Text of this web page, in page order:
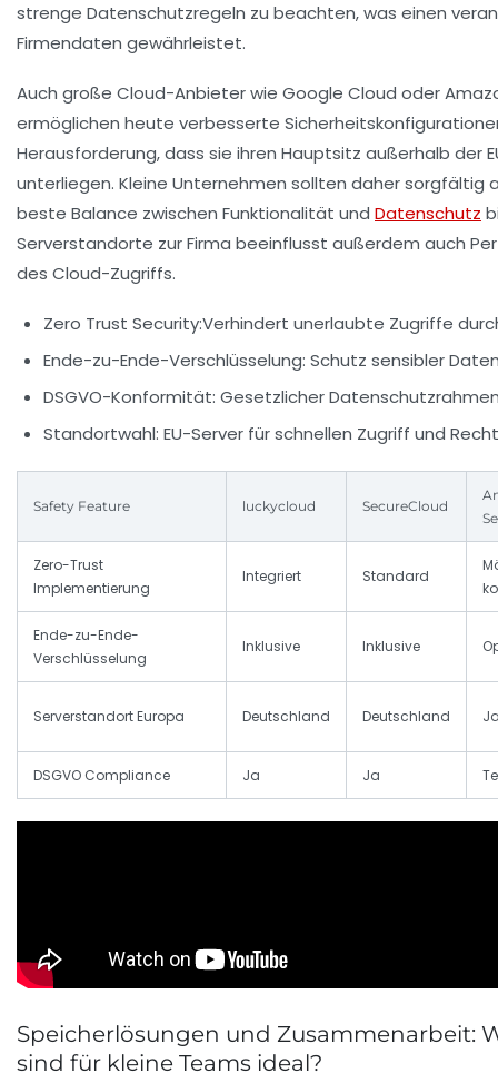
strenge Datenschutzregeln zu beachten, was einen
Firmendaten gewährleistet.
Auch große Cloud-Anbieter wie Google Cloud oder
ermöglichen heute verbesserte
Herausforderung, dass sie ihren Hauptsitz außerhalb der
unterliegen. Kleine Unternehmen sollten daher sorgfältig
beste Balance zwischen Funktionalität und Datenschutz
Serverstandorte zur Firma beeinflusst außerdem auch
des Cloud-Zugriffs.
Zero Trust Security:Verhindert unerlaubte Zugriffe
Ende-zu-Ende-Verschlüsselung: Schutz sensibler
DSGVO-Konformität: Gesetzlicher
Standortwahl: EU-Server für schnellen Zugriff und
Safety Feature luckycloud SecureCloud
Zero-Trust
Implementierung
Integriert Standard
Ende-zu-Ende-
Verschlüsselung
Inklusive Inklusive
Serverstandort Europa Deutschland Deutschland
DSGVO Compliance Ja Ja
Speicherlösungen und Zusammenarbeit:
sind für kleine Teams ideal?